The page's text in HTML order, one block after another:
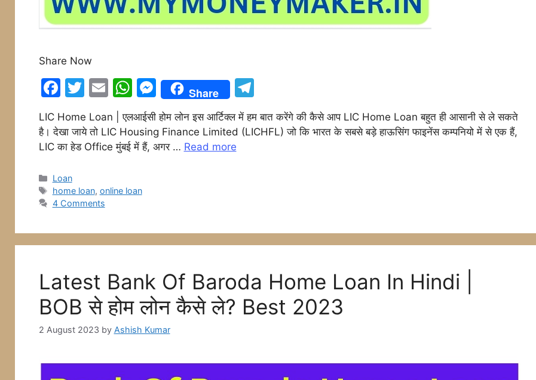
Share Now
F
a
c
e
o
o
T
w
itt
er
E
m
ai
l
W
at
s
p
p
M
e
s
s
Share
T
e
LIC Home Loan | एलआईसी होम लोन इस आर्टिक्ल में हम बात करेंगे की कैसे आप LIC Home Loan बहुत ही आसानी से ले सकते
है। देखा जाये तो LIC Housing Finance Limited (LICHFL) जो कि भारत के सबसे बड़े हाऊसिंग फाइनेंस कम्पनियो में से एक हैं,
LIC का हेड Office मुंबई में हैं, अगर … Read more
Categories
Loan
Tags
home loan, online loan
4 Comments
Latest Bank Of Baroda Home Loan In Hindi |
BOB से होम लोन कैसे ले? Best 2023
2 August 2023 by Ashish Kumar